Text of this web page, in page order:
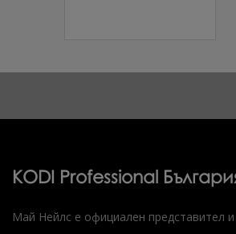
KODI Professional
Май Нейлс е официален представител